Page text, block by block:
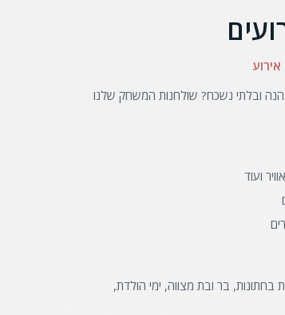
ובלתי נשכח? שולחנות המשחק שלנו
ועוד
בחתונות, בר ובת מצווה, ימי הולדת,